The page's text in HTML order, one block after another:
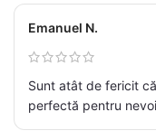
Emanuel N.
Sunt atât de fericit
perfectă pentru